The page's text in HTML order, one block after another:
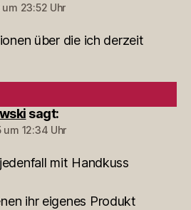
um 23:52 Uhr
über die ich derzeit
sagt:
um 12:34 Uhr
mit Handkuss
ihr eigenes Produkt